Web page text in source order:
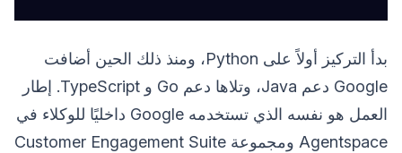
بدأ التركيز أولاً على Python، ومنذ ذلك الحين أضافت
Google دعم Java، وتلاها دعم Go و TypeScript. إطار
العمل هو نفسه الذي تستخدمه Google داخليًا للوكلاء في
Agentspace ومجموعة Customer Engagement Suite